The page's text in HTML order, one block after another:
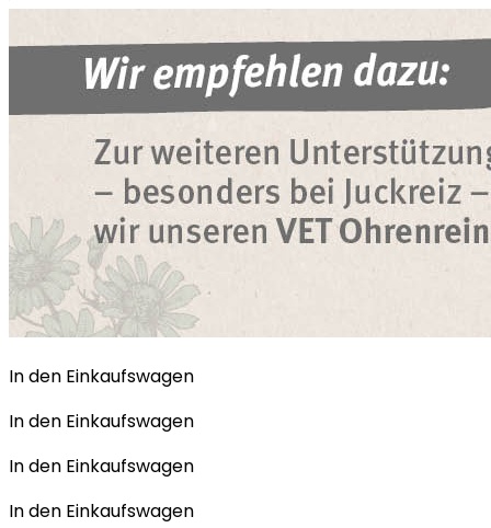
In den Einkaufswagen
In den Einkaufswagen
In den Einkaufswagen
In den Einkaufswagen